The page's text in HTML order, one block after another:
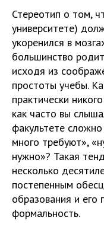
Стереотип о том,
университете)
укоренился в
большинство
исходя из
простоты учебы.
практически
как часто вы
факультете
много требуют»,
нужно»? Такая
несколько
постепенным
образования и
формальность.